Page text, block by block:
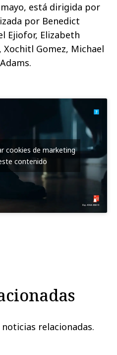
está dirigida por
por Benedict
Ejiofor, Elizabeth
Xochitl Gomez, Michael
cookies de marketing
contenido
relacionadas.